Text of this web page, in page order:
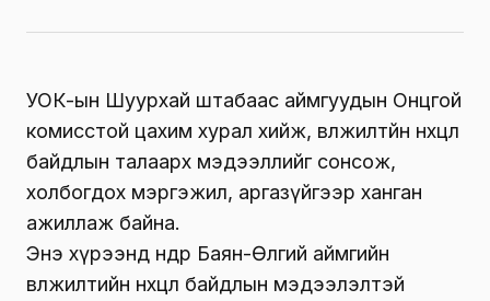
УОК-ын Шуурхай штабаас аймгуудын Онцгой
комисстой цахим хурал хийж, өвөлжилтйн нөхцөл
байдлын талаарх мэдээллийг сонсож,
холбогдох мэргэжил, аргазүйгээр ханган
ажиллаж байна.
Энэ хүрээнд өнөөдөр Баян-Өлгий аймгийн
өвөлжилтийн нөхцөл байдлын мэдээлэлтэй